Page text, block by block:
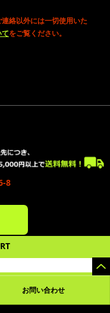
絡以外には一切使用いた
をご覧ください。
8
パボ株式会社All Rights Reserved.
お問い合わせ